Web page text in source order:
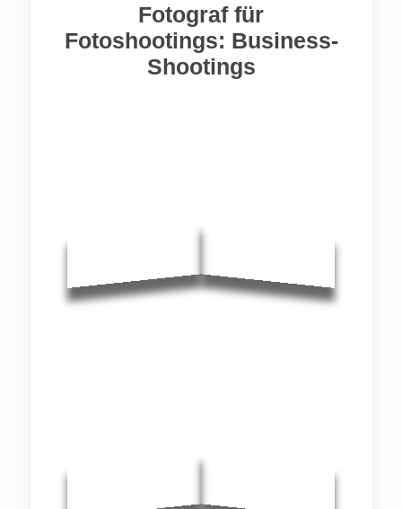
Fotograf für
Fotoshootings: Business-
Shootings